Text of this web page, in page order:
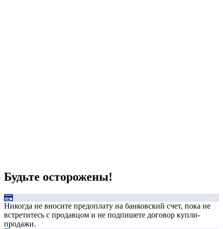
Будьте осторожены!
Никогда не вносите предоплату на банковский счет, пока не
встретитесь с продавцом и не подпишете договор купли-
продажи.